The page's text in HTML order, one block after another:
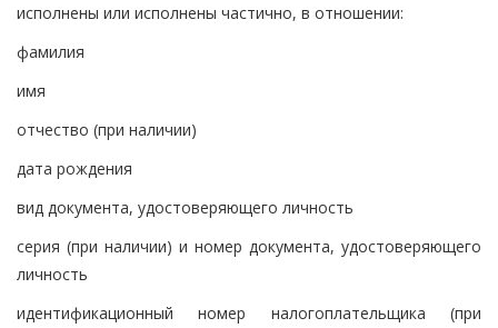
исполнены или исполнены частично, в отношении:
фамилия
имя
отчество (при наличии)
дата рождения
вид документа, удостоверяющего личность
серия (при наличии) и номер документа, удостоверяющего
личность
идентификационный номер налогоплательщика (при